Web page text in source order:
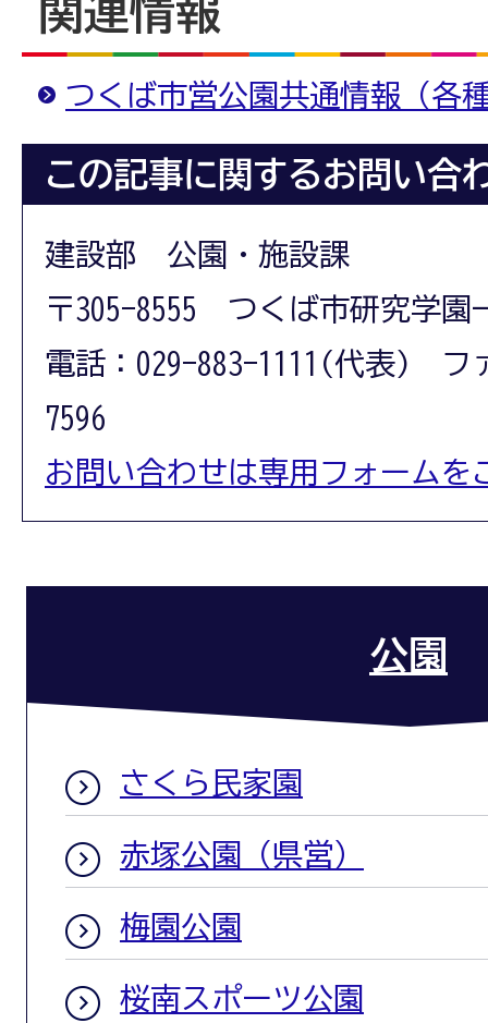
関連情報
つくば市営公園共通情報（各
この記事に関するお問い合
建設部 公園・施設課
〒305-8555 つくば市研究学園
電話：029-883-1111(代表) フ
7596
お問い合わせは専用フォームを
公園
さくら民家園
赤塚公園（県営）
梅園公園
桜南スポーツ公園